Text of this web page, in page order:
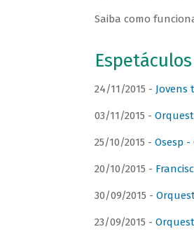
Saiba como
24/11/2015 - Jovens
03/11/2015 -
25/10/2015 - Osesp
20/10/2015 -
30/09/2015 -
23/09/2015 -